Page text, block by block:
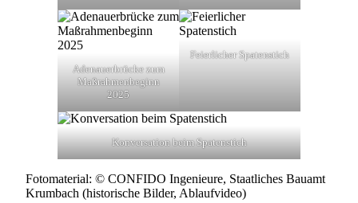
Adenauerbrücke zum
Maßrahmenbeginn
2025
Feierlicher Spatenstich
Konversation beim Spatenstich
Fotomaterial: © CONFIDO Ingenieure, Staatliches Bauamt
Krumbach (historische Bilder, Ablaufvideo)